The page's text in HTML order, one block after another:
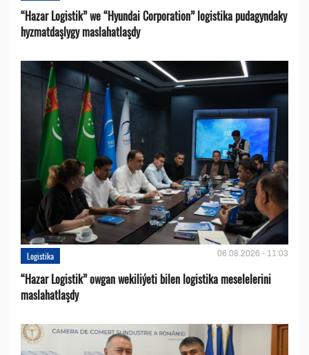
“Hazar Logistik” we “Hyundai Corporation” logistika pudagyndaky
hyzmatdaşlygy maslahatlaşdy
Logistika 06.08.2026 - 11:03
“Hazar Logistik” owgan wekiliýeti bilen logistika meselelerini
maslahatlaşdy